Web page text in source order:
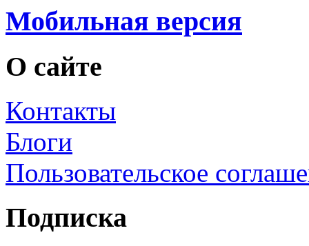
Мобильная версия
О сайте
Контакты
Блоги
Пользовательское
Подписка